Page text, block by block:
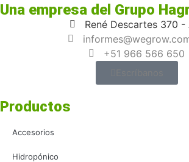
Una empresa del Grupo
René Descartes 370 -
+51 966 566 650
Productos
Accesorios
Hidropónico